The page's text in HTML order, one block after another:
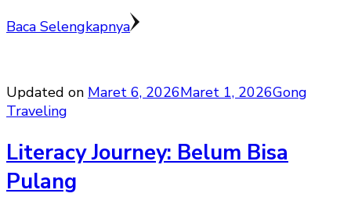
Baca Selengkapnya
Updated on Maret 6, 2026Maret 1, 2026Gong
Traveling
Literacy Journey: Belum Bisa
Pulang